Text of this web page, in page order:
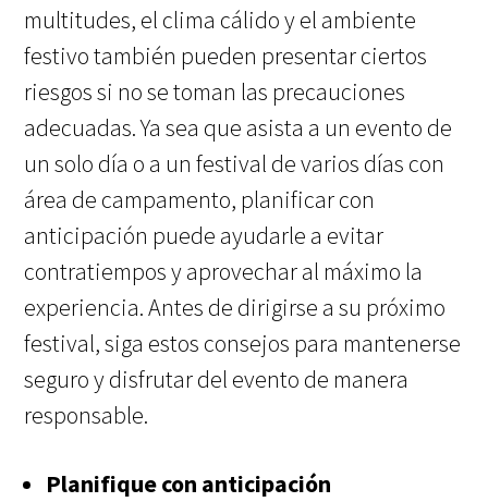
multitudes, el clima cálido y el ambiente
festivo también pueden presentar ciertos
riesgos si no se toman las precauciones
adecuadas. Ya sea que asista a un evento de
un solo día o a un festival de varios días con
área de campamento, planificar con
anticipación puede ayudarle a evitar
contratiempos y aprovechar al máximo la
experiencia. Antes de dirigirse a su próximo
festival, siga estos consejos para mantenerse
seguro y disfrutar del evento de manera
responsable.
Planifique con anticipación